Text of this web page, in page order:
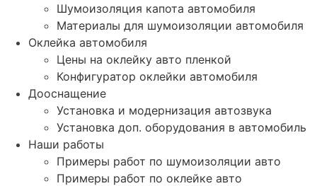
Шумоизоляция капота автомобиля
Материалы для шумоизоляции автомобиля
Оклейка автомобиля
Цены на оклейку авто пленкой
Конфигуратор оклейки автомобиля
Дооснащение
Установка и модернизация автозвука
Установка доп. оборудования в автомобиль
Наши работы
Примеры работ по шумоизоляции авто
Примеры работ по оклейке авто